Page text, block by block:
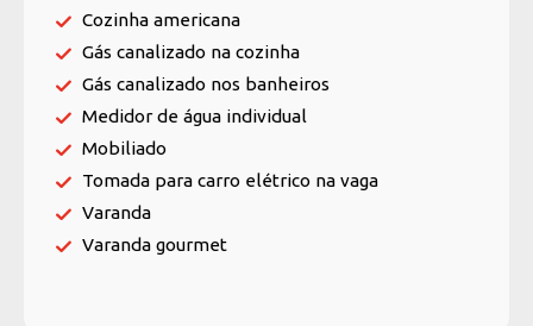
Cozinha americana
Gás canalizado na cozinha
Gás canalizado nos banheiros
Medidor de água individual
Mobiliado
Tomada para carro elétrico na vaga
Varanda
Varanda gourmet